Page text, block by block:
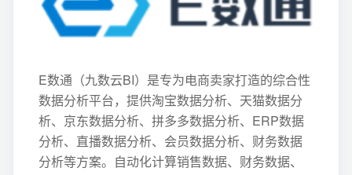
E数通（九数云BI）是专为电商卖家打造的综合性
数据分析平台，提供淘宝数据分析、天猫数据分
析、京东数据分析、拼多多数据分析、ERP数据
分析、直播数据分析、会员数据分析、财务数据
分析等方案。自动化计算销售数据、财务数据、